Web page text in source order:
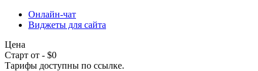
Онлайн-чат
Виджеты для сайта
Цена
Старт от - $0
Тарифы доступны по ссылке.